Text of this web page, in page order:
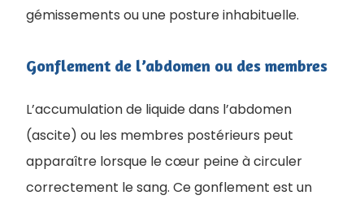
gémissements ou une posture inhabituelle.
Gonflement de l’abdomen ou des membres
L’accumulation de liquide dans l’abdomen
(ascite) ou les membres postérieurs peut
apparaître lorsque le cœur peine à circuler
correctement le sang. Ce gonflement est un